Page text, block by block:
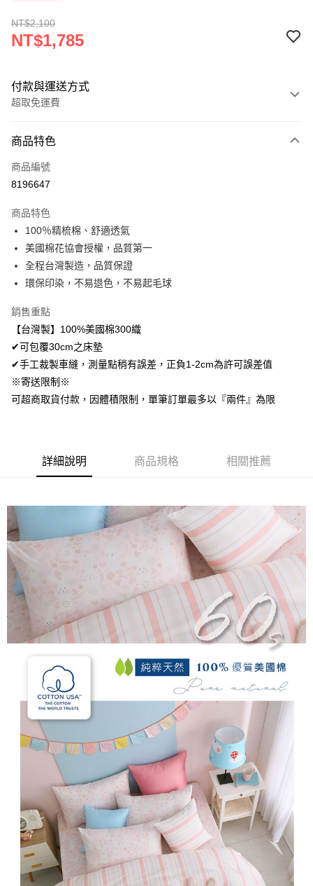
NT$2,100
NT$1,785
付款與運送方式
超取免運費
信用卡一次付款
超商取貨付款
Apple Pay
悠遊付
Google Pay
AFTEE先享後付
相關說明
AFTEE先享後付是「在收到商品之後才付款」的支付方式。 讓您購物簡單
便利好安心！
１．簡單：不需註冊會員、不需綁卡、不需儲值。
２．便利：只要手機號碼，簡訊認證，即可結帳。
３．安心：先確認商品／服務後，再付款。
２．訂單成立數日內，您將收到繳費通知簡訊。
３．收到繳費通知簡訊後14天內，點擊此簡訊中的連結，可透過四大超商／
購買商品的店家。未經商家同意取消之訂單仍視為有效，需透過AFTEE先享
後付繳納相關費用。
※ 交易是否成功請以「AFTEE先享後付 」之結帳頁面顯示為準，若有關於
是否繳費成功／繳費後需取消欲退款等相關疑問，請聯繫「AFTEE先享後付
客戶支援中心」https://netprotections.freshdesk.com/support/home
【注意事項】
１．透過由恩沛科技股份有限公司提供之「AFTEE先享後付」服務完成之交
易，需依本服務之必要範圍內提供個人資料，並將交易相關給付款項請求債
權轉讓予恩沛科技股份有限公司。
２．關於個人資料處理事宜，請瀏覽以下網址：
３．未成年的使用者請事先徵得法定代理人或監護人之同意方可使用
「AFTEE先享後付」，若未經同意申辦者引起之損失，本公司不負相關責
４．使用「AFTEE先享後付」時，將依據個別帳號之用戶狀況，依本公司即
時審查核予不同之上限額度；若仍有額度不足之情形，本公司將視審查結果
請求用戶進行身份認證。
５．嚴禁一人註冊多個帳號或使用他人資訊註冊。若發現惡意使用之情形，
恩沛科技股份有限公司將有權停止該用戶之使用額度並採取法律行動。
ATM付款
運送方式
全家取貨付款
每筆NT$60，滿NT$499(含以上)免運費
付款後7-11取貨
每筆NT$60，滿NT$499(含以上)免運費
宅配
每筆NT$100，滿NT$499(含以上)免運費
離島宅配
商品特色
商品編號
8196647
商品特色
100％精梳棉、舒適透氣
美國棉花協會授權，品質第一
全程台灣製造，品質保證
環保印染，不易退色，不易起毛球
銷售重點
【台灣製】100%美國棉300織
✔可包覆30cm之床墊
✔手工裁製車縫，測量點稍有誤差，正負1-2cm為許可誤差值
※寄送限制※
可超商取貨付款，因體積限制，單筆訂單最多以『兩件』為限
詳細說明 商品規格 相關推薦